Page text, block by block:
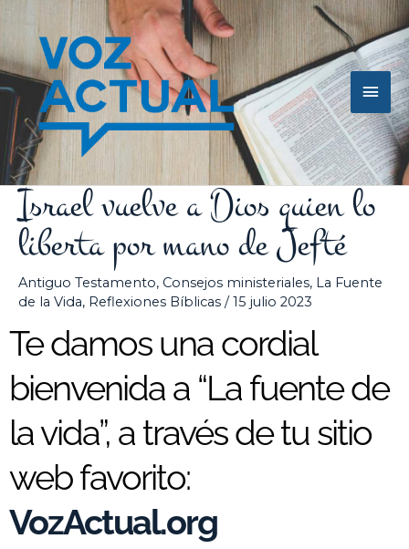
contenido
Israel vuelve a Dios quien lo
liberta por mano de Jefté
Antiguo Testamento, Consejos ministeriales, La Fuente
de la Vida, Reflexiones Bíblicas /15 julio 2023
Te damos una cordial
bienvenida a “La fuente de
la vida”, a través de tu sitio
web favorito:
VozActual.org